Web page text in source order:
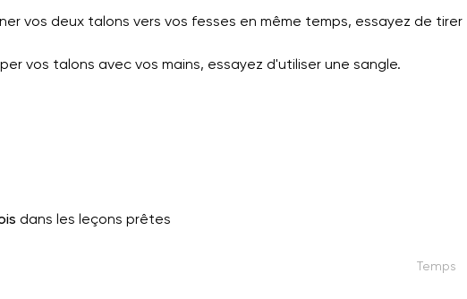
vos deux talons vers vos fesses en même temps, essayez de tirer
vos talons avec vos mains, essayez d'utiliser une sangle.
dans les leçons prêtes
Temps